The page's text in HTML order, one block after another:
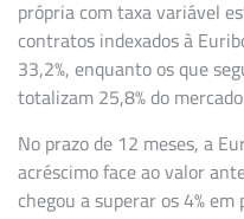
própria com taxa variável
contratos indexados à
33,2%, enquanto os que
totalizam 25,8% do
No prazo de 12 meses, a
acréscimo face ao valor
chegou a superar os 4%